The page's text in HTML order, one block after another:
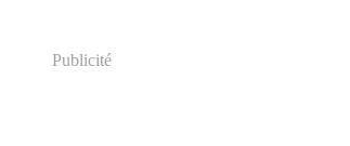
Publicité